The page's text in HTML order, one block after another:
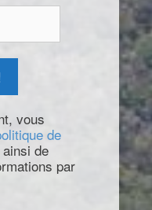
vous
de
de
par